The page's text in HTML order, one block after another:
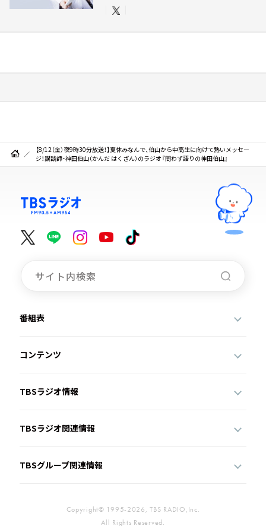
【8/12（金）夜9時30分放送！】夏休みなんで、伯山から中高生に向けて熱いメッセー
ジ！講談師・神田伯山（かんだ はくざん）のラジオ『問わず語りの神田伯山』
番組表
コンテンツ
TBSラジオ情報
TBSラジオ関連情報
TBSグループ関連情報
Copyright© 1995-2026, TBS RADIO,Inc.
All Rights Reserved.